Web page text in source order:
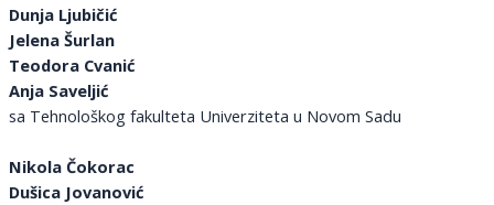
Dunja Ljubičić
Jelena Šurlan
Teodora Cvanić
Anja Saveljić
sa Tehnološkog fakulteta Univerziteta u Novom Sadu
Nikola Čokorac
Dušica Jovanović